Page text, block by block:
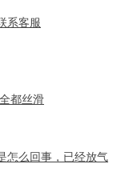
系客服
都丝滑
怎么回事，已经放气